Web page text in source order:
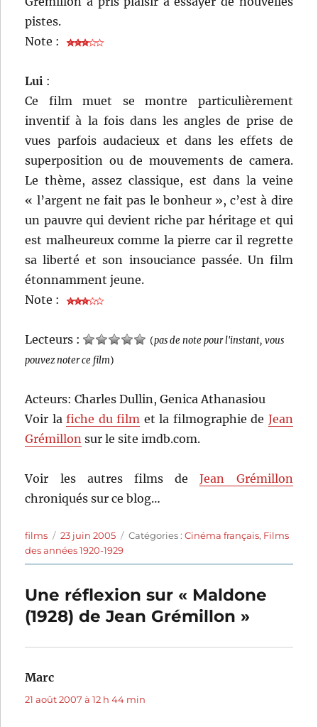
pistes.
Note :
Lui :
Ce film muet se montre particulièrement
inventif à la fois dans les angles de prise de
vues parfois audacieux et dans les effets de
superposition ou de mouvements de camera.
Le thème, assez classique, est dans la veine
« l’argent ne fait pas le bonheur », c’est à dire
un pauvre qui devient riche par héritage et qui
est malheureux comme la pierre car il regrette
sa liberté et son insouciance passée. Un film
étonnamment jeune.
Note :
Lecteurs : (pas de note pour l'instant, vous
pouvez noter ce film)
Acteurs: Charles Dullin, Genica Athanasiou
Voir lafiche du film et la filmographie de Jean
Grémillon sur le site imdb.com.
Voir les autres films deJean Grémillon
chroniqués sur ce blog…
Auteur
films
Publié
le
23 juin 2005 Catégories
Catégories :Cinéma français, Films
des années 1920-1929
Une réflexion sur « Maldone
(1928) de Jean Grémillon »
Marc
21 août 2007 à 12 h 44 min